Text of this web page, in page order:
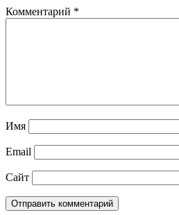
Комментарий *
Имя
Email
Сайт